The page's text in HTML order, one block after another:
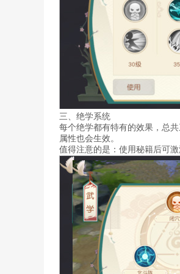
三、绝学系统
每个绝学都有特有的效果，总
属性也会生效。
值得注意的是：使用秘籍后可